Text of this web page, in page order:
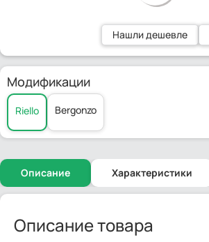
Нашли дешевле
Модификации
Riello Bergonzo
Описание Характеристики
Описание товара